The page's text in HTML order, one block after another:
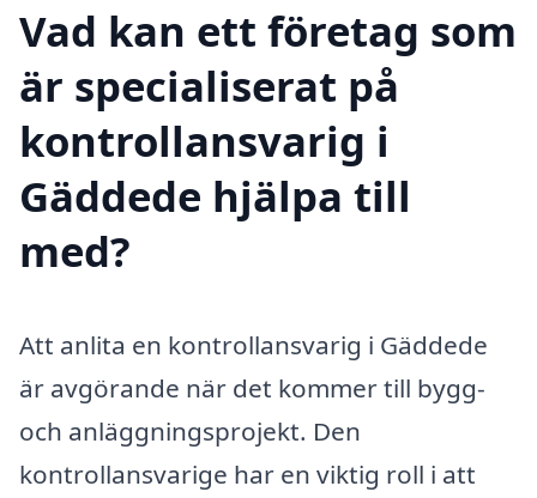
Vad kan ett företag som
är specialiserat på
kontrollansvarig i
Gäddede hjälpa till
med?
Att anlita en kontrollansvarig i Gäddede
är avgörande när det kommer till bygg-
och anläggningsprojekt. Den
kontrollansvarige har en viktig roll i att